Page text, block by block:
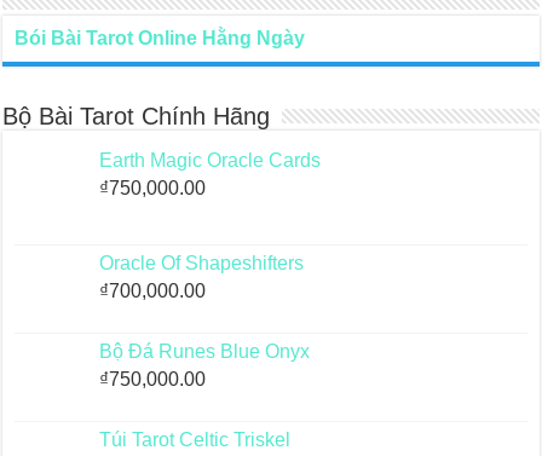
Bói Bài Tarot Online Hằng Ngày
Bộ Bài Tarot Chính Hãng
Earth Magic Oracle Cards
₫750,000.00
Oracle Of Shapeshifters
₫700,000.00
Bộ Đá Runes Blue Onyx
₫750,000.00
Túi Tarot Celtic Triskel